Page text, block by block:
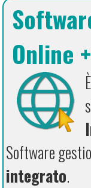
Online
Software
integrato.